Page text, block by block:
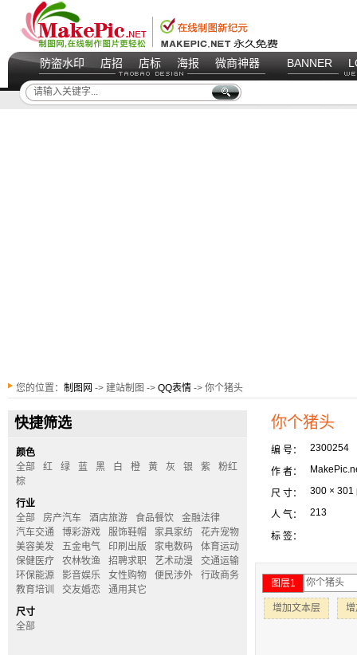
防盗水印 店招 店标 海报 微商神器 BANNER
您的位置： 制图网 -> 建站制图 -> QQ表情 -> 你个猪头
快捷筛选
颜色
全部
红 绿 蓝 黑 白 橙 黄 灰 银 紫
粉红
棕
行业
全部
房产汽车 酒店旅游 食品餐饮
金融法律
汽车交通
博彩游戏 服饰鞋帽 家具家纺
花卉宠物
美容美发
五金电气 印刷出版 家电数码
体育运动
保健医疗
农林牧渔 招聘求职 艺术动漫
交通运输
环保能源
影音娱乐 女性购物 便民涉外
行政商务
教育培训
交友婚恋
通用其它
尺寸
全部
你个猪头
编 号： 2300254
作 者：
尺 寸： 300 × 301
人 气： 213
标 签：
图层1
增加文本层